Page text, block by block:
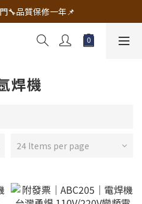
首選 宇慶五金網拍🔧
🔧品質保修一年📌
一首選 宇慶五金網拍🔧
焊機
24 Items per page